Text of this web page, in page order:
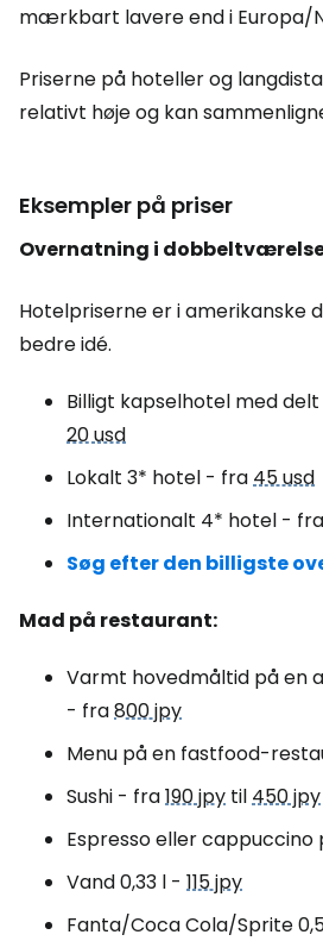
mærkbart lavere end i Europa/
Priserne på hoteller og
relativt høje og kan
Eksempler på priser
Overnatning i
Hotelpriserne er i amerikanske
bedre idé.
Billigt kapselhotel med
20 usd
Lokalt 3* hotel - fra45 usd
Internationalt 4* hotel - fra
Søg efter den billigste
Mad på restaurant:
Varmt hovedmåltid på en
- fra800 jpy
Menu på en fastfood-
Sushi - fra190 jpy til450 jpy
Espresso eller cappuccino
Vand 0,33 l - 115 jpy
Fanta/Coca Cola/Sprite